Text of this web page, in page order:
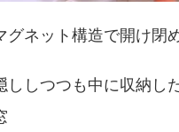
グネット構造で開け閉
ししつつも中に収納し